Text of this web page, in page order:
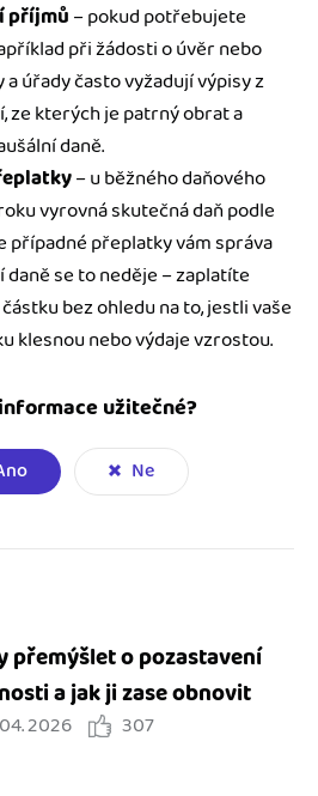
příjmů– pokud potřebujete
při žádosti o úvěr nebo
a úřady často vyžadují výpisy z
ze kterých je patrný obrat a
daně.
– u běžného daňového
vyrovná skutečná daň podle
případné přeplatky vám správa
daně se to neděje – zaplatíte
bez ohledu na to, jestli vaše
klesnou nebo výdaje vzrostou.
užitečné?
Ne
přemýšlet o pozastavení
a jak ji zase obnovit
2026 307